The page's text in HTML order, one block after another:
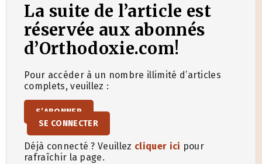
La suite de l’article est
réservée aux abonnés
d’Orthodoxie.com!
Pour accéder à un nombre illimité d’articles
complets, veuillez :
S’ABONNER
SE CONNECTER
Déjà connecté ? Veuillez cliquer ici pour
rafraîchir la page.